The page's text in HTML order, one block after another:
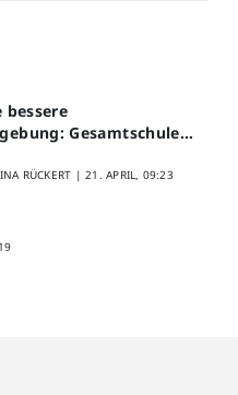
bessere
Gesamtschule
RÜCKERT |21. APRIL, 09:23